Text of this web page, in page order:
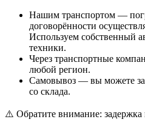
Нашим транспортом —
договорённости
Используем собственный
техники.
Через транспортные
любой регион.
Самовывоз — вы можете
со склада.
⚠️ Обратите внимание: задержка